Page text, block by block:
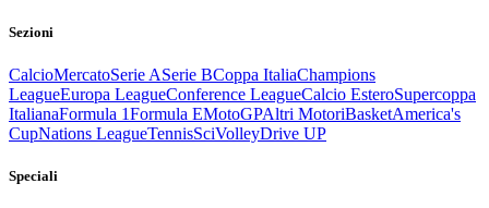
Sezioni
CalcioMercatoSerie ASerie BCoppa ItaliaChampions
LeagueEuropa LeagueConference LeagueCalcio EsteroSupercoppa
ItalianaFormula 1Formula EMotoGPAltri MotoriBasketAmerica's
CupNations LeagueTennisSciVolleyDrive UP
Speciali